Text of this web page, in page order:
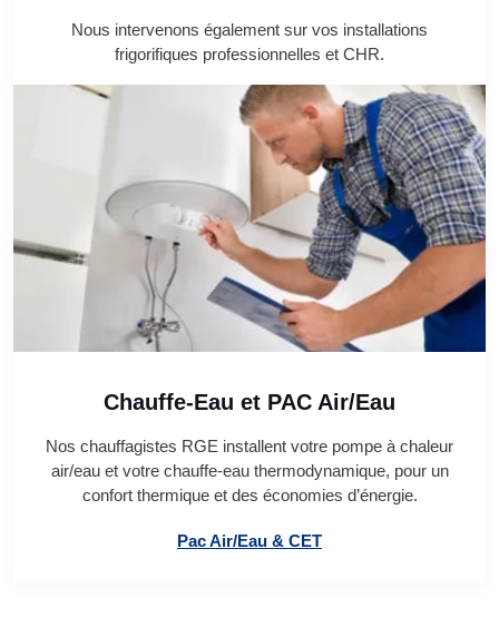
Nous intervenons également sur vos installations
frigorifiques professionnelles et CHR.
Chauffe-Eau et PAC Air/Eau
Nos chauffagistes RGE installent votre pompe à chaleur
air/eau et votre chauffe-eau thermodynamique, pour un
confort thermique et des économies d’énergie.
Pac Air/Eau & CET